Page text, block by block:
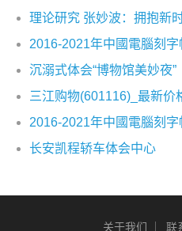
沉溺式体会“博物馆美妙夜”
三江购物(601116)_最新
长安凯程轿车体会中心
关于我们 联